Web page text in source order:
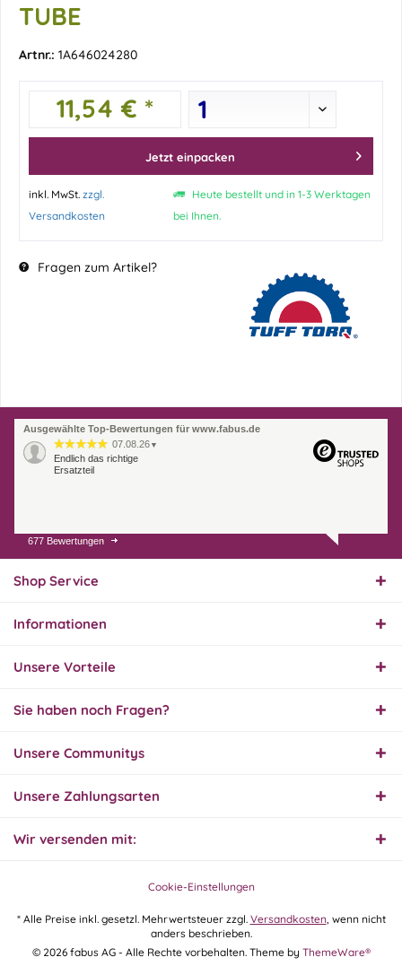
TUBE
Artnr.: 1A646024280
11,54 € *
Jetzt einpacken
inkl. MwSt. zzgl.
Versandkosten
Heute bestellt und in 1-3 Werktagen
bei Ihnen.
Fragen zum Artikel?
Ausgewählte Top-Bewertungen für www.fabus.de
07.08.26 ▼
Endlich das richtige
Ersatzteil
01.08.26
Innerhalb 2 Tagen Ware
Super schnelle Lieferung,
Produkt und Preis
30.07.26
29.07.26▼
677 Bewertungen
Shop Service
Informationen
Unsere Vorteile
Sie haben noch Fragen?
Unsere Communitys
Unsere Zahlungsarten
Wir versenden mit:
Cookie-Einstellungen
* Alle Preise inkl. gesetzl. Mehrwertsteuer zzgl. Versandkosten, wenn nicht
anders beschrieben.
© 2026 fabus AG - Alle Rechte vorbehalten. Theme by ThemeWare®